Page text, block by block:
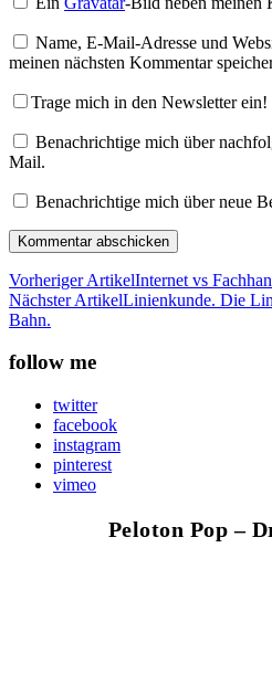
Name, E-Mail-Adresse und
meinen nächsten Kommentar
Trage mich in den Newsletter ein!
Benachrichtige mich über
Mail.
Benachrichtige mich über neue
Vorheriger ArtikelInternet vs
Nächster ArtikelLinienkunde. Die
Bahn.
follow me
twitter
facebook
instagram
pinterest
vimeo
Peloton Pop –